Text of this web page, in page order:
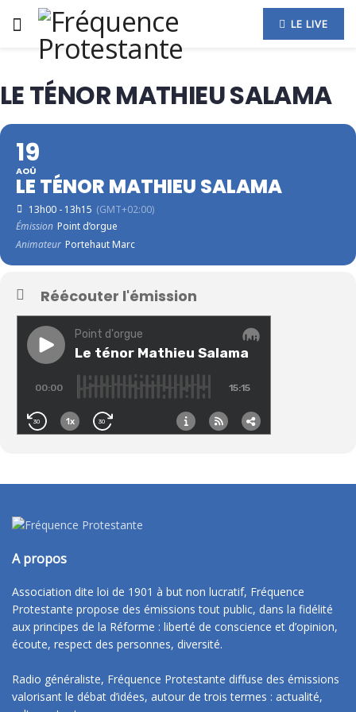
LE LIVE
LE TÉNOR MATHIEU SALAMA
19
AOÛ
LE TÉNOR MATHIEU SALAMA
13h00 - 13h15 (GMT+02:00)
Émission Point d’orgue
Animateur Portehaut Marc
Réécouter l'émission
A propos
Association dite loi de 1901 à but non lucratif, Fréquence
Protestante propose des émissions tout public, dans la fidélité
aux principes de la Réforme : liberté de conscience et d’opinion,
écoute, respect des personnes, diversité.
Radio généraliste, Fréquence Protestante diffuse des émissions
valorisant le débat d’idées, autour de trois termes : actualité,